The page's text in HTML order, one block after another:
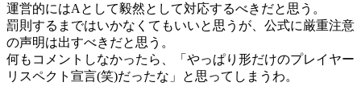
運営的にはAとして毅然として対応するべきだと思う。
罰則するまではいかなくてもいいと思うが、公式に厳重注意
の声明は出すべきだと思う。
何もコメントしなかったら、「やっぱり形だけのプレイヤー
リスペクト宣言(笑)だったな」と思ってしまうわ。